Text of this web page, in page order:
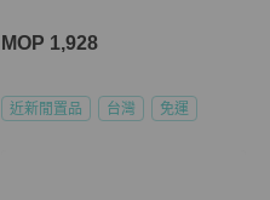
MOP 1,928
近新閒置品 台灣 免運